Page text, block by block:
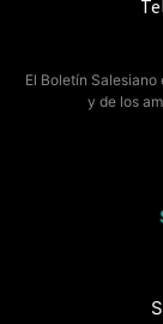
El Boletín
y de los